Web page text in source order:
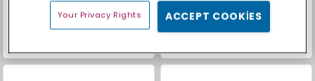
Your Privacy Rights ACCEPT COOKIES